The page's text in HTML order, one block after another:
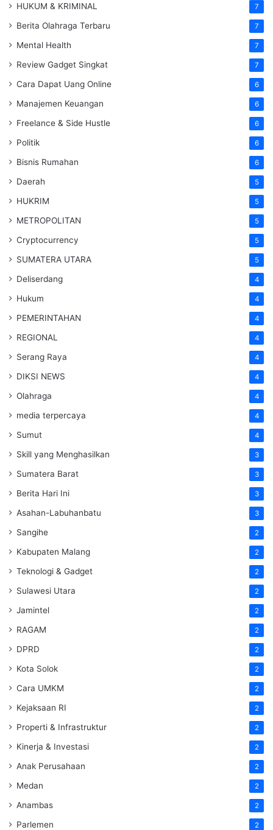
HUKUM & KRIMINAL 7
Berita Olahraga Terbaru 7
Mental Health 7
Review Gadget Singkat 7
Cara Dapat Uang Online 6
Manajemen Keuangan 6
Freelance & Side Hustle 6
Politik 6
Bisnis Rumahan 6
Daerah 5
HUKRIM 5
METROPOLITAN 5
Cryptocurrency 5
SUMATERA UTARA 5
Deliserdang 4
Hukum 4
PEMERINTAHAN 4
REGIONAL 4
Serang Raya 4
DIKSI NEWS 4
Olahraga 4
media terpercaya 4
Sumut 4
Skill yang Menghasilkan 3
Sumatera Barat 3
Berita Hari Ini 3
Asahan-Labuhanbatu 3
Sangihe 2
Kabupaten Malang 2
Teknologi & Gadget 2
Sulawesi Utara 2
Jamintel 2
RAGAM 2
DPRD 2
Kota Solok 2
Cara UMKM 2
Kejaksaan RI 2
Properti & Infrastruktur 2
Kinerja & Investasi 2
Anak Perusahaan 2
Medan 2
Anambas 2
Parlemen 2